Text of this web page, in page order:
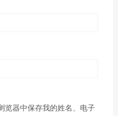
览器中保存我的姓名、电子